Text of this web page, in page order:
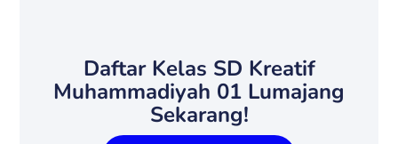
Daftar Kelas SD Kreatif
Muhammadiyah 01 Lumajang
Sekarang!